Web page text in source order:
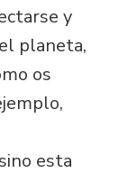
y
planeta,
os
esta